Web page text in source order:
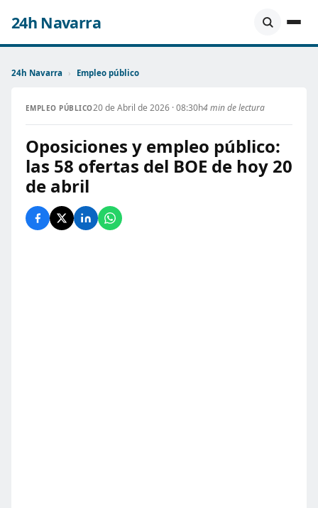
24h Navarra
24h Navarra › Empleo público
EMPLEO PÚBLICO20 de Abril de 2026 · 08:30h4 min de lectura
Oposiciones y empleo público:
las 58 ofertas del BOE de hoy 20
de abril